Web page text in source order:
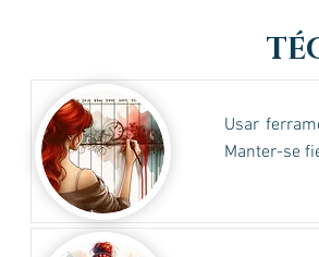
Usar
Manter-se